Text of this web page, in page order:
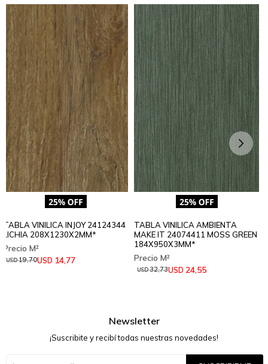
TABLA VINILICA INJOY 24124344
LICHIA 208X1230X2MM*
USD 14,77
USD19,70
TABLA VINILICA AMBIENTA
MAKE IT 24074411 MOSS GREEN
184X950X3MM*
USD 24,55
USD32,73
Newsletter
¡Suscribite y recibí todas nuestras novedades!